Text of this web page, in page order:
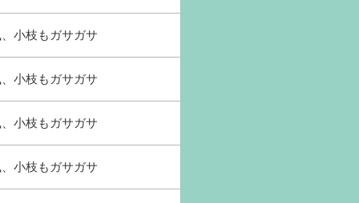
小枝もガサガサ
小枝もガサガサ
小枝もガサガサ
小枝もガサガサ